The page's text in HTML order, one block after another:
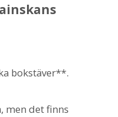
bokstäver**.
men det finns